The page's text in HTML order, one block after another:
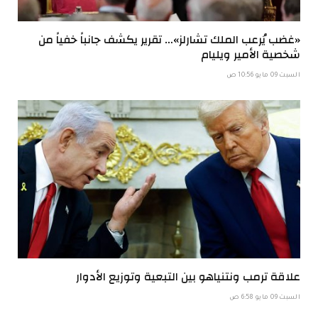
«غضب يُرعب الملك تشارلز»… تقرير يكشف جانباً خفياً من
شخصية الأمير ويليام
السبت 09 مايو 10:56 ص
علاقة ترمب ونتنياهو بين التبعية وتوزيع الأدوار
السبت 09 مايو 6:58 ص